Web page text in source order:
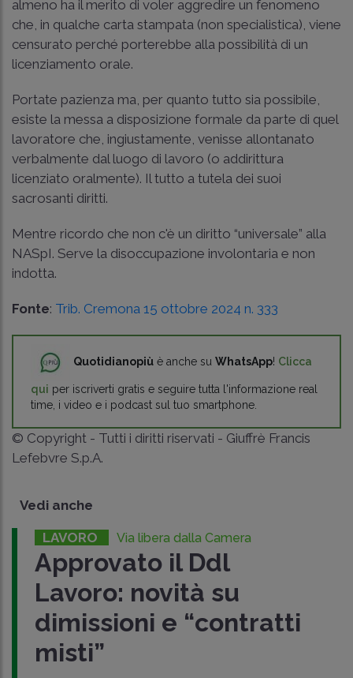
almeno ha il merito di voler aggredire un fenomeno
che, in qualche carta stampata (non specialistica), viene
censurato perché porterebbe alla possibilità di un
licenziamento orale.
Portate pazienza ma, per quanto tutto sia possibile,
esiste la messa a disposizione formale da parte di quel
lavoratore che, ingiustamente, venisse allontanato
verbalmente dal luogo di lavoro (o addirittura
licenziato oralmente). Il tutto a tutela dei suoi
sacrosanti diritti.
Mentre ricordo che non c'è un diritto “universale” alla
NASpI. Serve la disoccupazione involontaria e non
indotta.
Fonte: Trib. Cremona 15 ottobre 2024 n. 333
Quotidianopiù è anche su WhatsApp! Clicca
qui per iscriverti gratis e seguire tutta l'informazione real
time, i video e i podcast sul tuo smartphone.
© Copyright - Tutti i diritti riservati - Giuffrè Francis
Lefebvre S.p.A.
Vedi anche
LAVORO Via libera dalla Camera
Approvato il Ddl
Lavoro: novità su
dimissioni e “contratti
misti”